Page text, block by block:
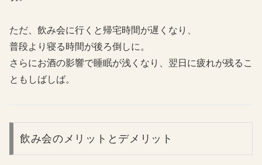
ただ、飲み会に行くと帰宅時間が遅くなり、
普段より寝る時間が後ろ倒しに。
さらにお酒の影響で睡眠が浅くなり、翌日に疲れが残るこ
ともしばしば。
飲み会のメリットとデメリット